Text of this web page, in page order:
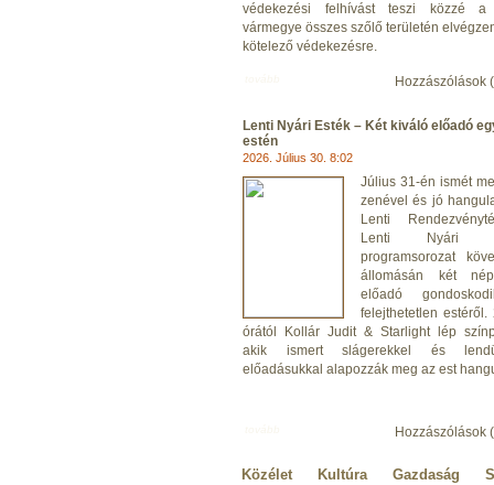
védekezési felhívást teszi közzé a
vármegye összes szőlő területén
kötelező védekezésre.
Hozzászólások
Lenti Nyári Esték – Két kiváló előadó
estén
2026. Július 30. 8:02
Július 31-én ismét
zenével és jó
Lenti
Lenti Nyári
programsorozat
állomásán két
előadó
felejthetetlen estéről.
órától Kollár Judit & Starlight lép
akik ismert slágerekkel és
előadásukkal alapozzák meg az est
Hozzászólások
Közélet Kultúra Gazdaság